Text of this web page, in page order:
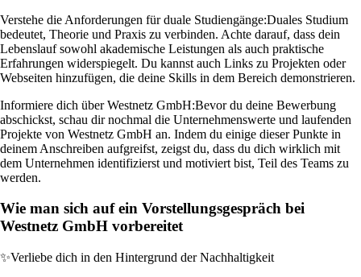
Verstehe die Anforderungen für duale Studiengänge:Duales Studium
bedeutet, Theorie und Praxis zu verbinden. Achte darauf, dass dein
Lebenslauf sowohl akademische Leistungen als auch praktische
Erfahrungen widerspiegelt. Du kannst auch Links zu Projekten oder
Webseiten hinzufügen, die deine Skills in dem Bereich demonstrieren.
Informiere dich über Westnetz GmbH:Bevor du deine Bewerbung
abschickst, schau dir nochmal die Unternehmenswerte und laufenden
Projekte von Westnetz GmbH an. Indem du einige dieser Punkte in
deinem Anschreiben aufgreifst, zeigst du, dass du dich wirklich mit
dem Unternehmen identifizierst und motiviert bist, Teil des Teams zu
werden.
Wie man sich auf ein Vorstellungsgespräch bei
Westnetz GmbH vorbereitet
✨Verliebe dich in den Hintergrund der Nachhaltigkeit